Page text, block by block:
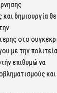
και δημιουργία
στο
με την
επιθυμώ να
και